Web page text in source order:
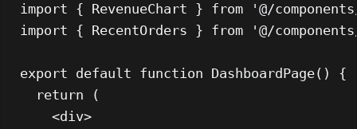
import { RevenueChart } from
'@/
import { RecentOrders } from '@/
export default function DashboardPage( ) {
return (
<div>